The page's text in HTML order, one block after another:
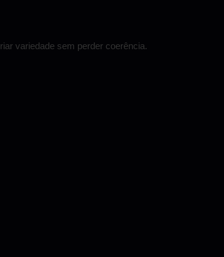
variedade sem perder coerência.